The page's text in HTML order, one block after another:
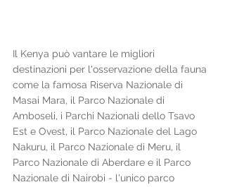
Il Kenya può vantare le migliori
destinazioni per l'osservazione della fauna
come la famosa Riserva Nazionale di
Masai Mara, il Parco Nazionale di
Amboseli, i Parchi Nazionali dello Tsavo
Est e Ovest, il Parco Nazionale del Lago
Nakuru, il Parco Nazionale di Meru, il
Parco Nazionale di Aberdare e il Parco
Nazionale di Nairobi - l'unico parco